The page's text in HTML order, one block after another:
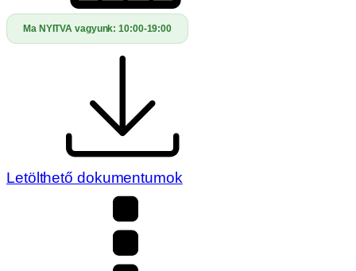
Ma NYITVA vagyunk:10:00-19:00
Letölthető dokumentumok